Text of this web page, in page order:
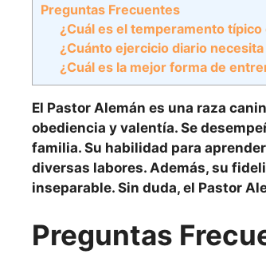
Preguntas Frecuentes
¿Cuál es el temperamento
¿Cuánto ejercicio diario
¿Cuál es la mejor forma de
El Pastor Alemán es una raza
obediencia y valentía. Se
familia. Su habilidad para
diversas labores. Además, su
inseparable. Sin duda, el Pastor
Preguntas